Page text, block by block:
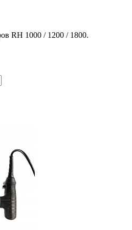
RH 1000 / 1200 / 1800.